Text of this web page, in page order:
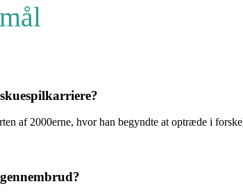
af 2000erne, hvor han begyndte at optræde i